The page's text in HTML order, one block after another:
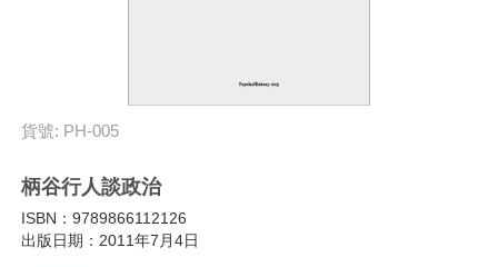
貨號: PH-005
柄谷行人談政治
ISBN：9789866112126
出版日期：2011年7月4日